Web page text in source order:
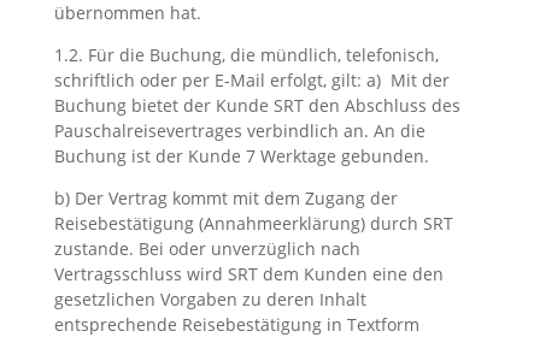
übernommen hat.
1.2. Für die Buchung, die mündlich, telefonisch,
schriftlich oder per E-Mail erfolgt, gilt: a) Mit der
Buchung bietet der Kunde SRT den Abschluss des
Pauschalreisevertrages verbindlich an. An die
Buchung ist der Kunde 7 Werktage gebunden.
b) Der Vertrag kommt mit dem Zugang der
Reisebestätigung (Annahmeerklärung) durch SRT
zustande. Bei oder unverzüglich nach
Vertragsschluss wird SRT dem Kunden eine den
gesetzlichen Vorgaben zu deren Inhalt
entsprechende Reisebestätigung in Textform